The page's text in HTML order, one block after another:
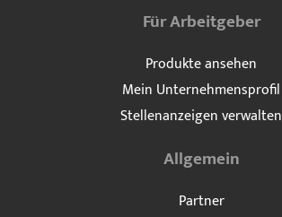
Für Arbeitgeber
Produkte ansehen
Mein Unternehmensprofil
Stellenanzeigen verwalten
Allgemein
Partner